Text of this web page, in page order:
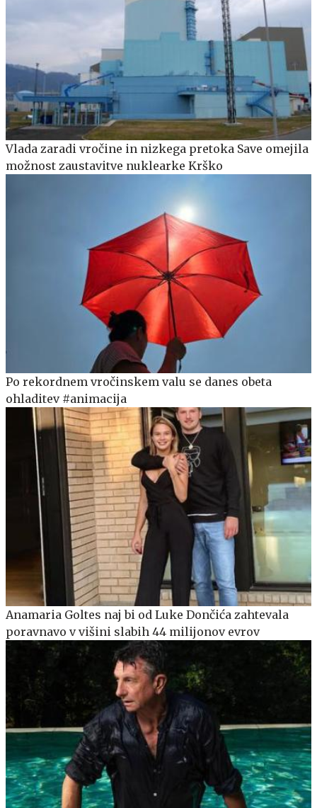
Vlada zaradi vročine in nizkega pretoka Save omejila
možnost zaustavitve nuklearke Krško
Po rekordnem vročinskem valu se danes obeta
ohladitev #animacija
Anamaria Goltes naj bi od Luke Dončića zahtevala
poravnavo v višini slabih 44 milijonov evrov